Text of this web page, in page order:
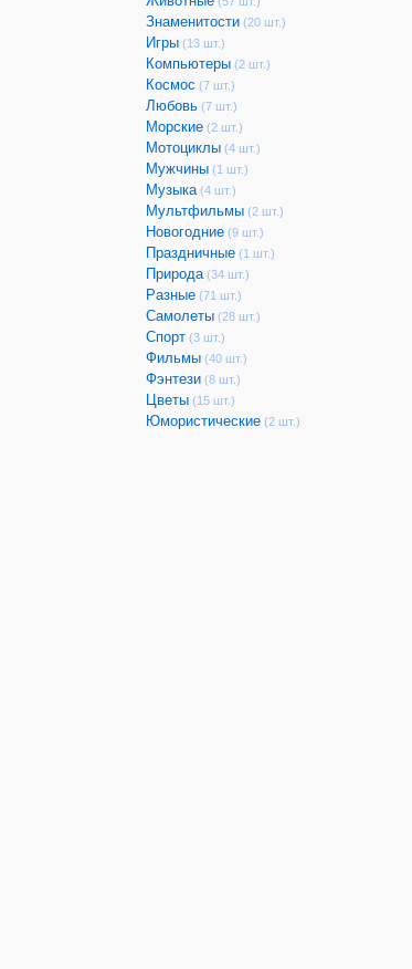
Знаменитости (20 шт.)
Игры (13 шт.)
Компьютеры (2 шт.)
Космос (7 шт.)
Любовь (7 шт.)
Морские (2 шт.)
Мотоциклы (4 шт.)
Мужчины (1 шт.)
Музыка (4 шт.)
Мультфильмы (2 шт.)
Новогодние (9 шт.)
Праздничные (1 шт.)
Природа (34 шт.)
Разные (71 шт.)
Самолеты (28 шт.)
Спорт (3 шт.)
Фильмы (40 шт.)
Фэнтези (8 шт.)
Цветы (15 шт.)
Юмористические (2 шт.)